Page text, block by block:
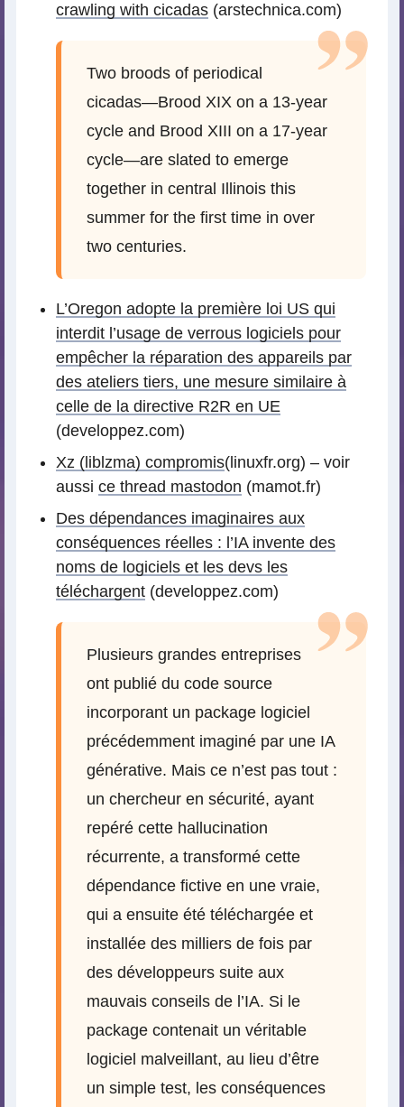
crawling with cicadas (arstechnica.com)
Two broods of periodical
cicadas—Brood XIX on a 13-year
cycle and Brood XIII on a 17-year
cycle—are slated to emerge
together in central Illinois this
summer for the first time in over
two centuries.
L’Oregon adopte la première loi US qui
interdit l’usage de verrous logiciels pour
empêcher la réparation des appareils par
des ateliers tiers, une mesure similaire à
celle de la directive R2R en UE
(developpez.com)
Xz (liblzma) compromis(linuxfr.org) – voir
aussi ce thread mastodon (mamot.fr)
Des dépendances imaginaires aux
conséquences réelles : l’IA invente des
noms de logiciels et les devs les
téléchargent (developpez.com)
Plusieurs grandes entreprises
ont publié du code source
incorporant un package logiciel
précédemment imaginé par une IA
générative. Mais ce n’est pas tout :
un chercheur en sécurité, ayant
repéré cette hallucination
récurrente, a transformé cette
dépendance fictive en une vraie,
qui a ensuite été téléchargée et
installée des milliers de fois par
des développeurs suite aux
mauvais conseils de l’IA. Si le
package contenait un véritable
logiciel malveillant, au lieu d’être
un simple test, les conséquences